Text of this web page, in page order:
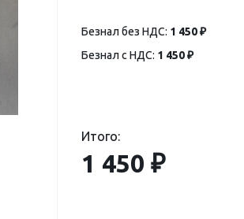
Безнал без НДС: 1 450 ₽
Безнал с НДС: 1 450 ₽
Итого:
1 450 ₽